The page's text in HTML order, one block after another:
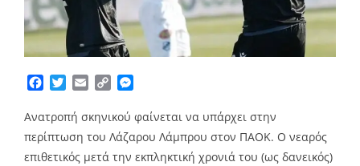
Facebook
TwitterEmailCopy
Ανατροπή σκηνικού φαίνεται να υπάρχει στην
περίπτωση του Λάζαρου Λάμπρου στον ΠΑΟΚ. Ο νεαρός
επιθετικός μετά την εκπληκτική χρονιά του (ως δανεικός)